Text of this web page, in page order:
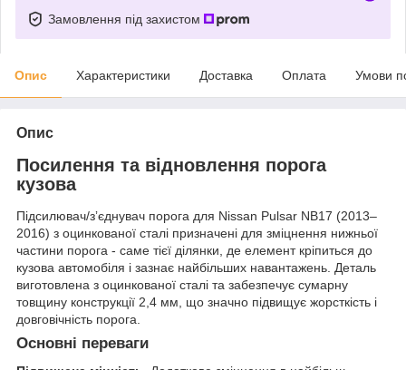
Замовлення під захистом
Опис Характеристики Доставка Оплата Умови
Опис
Посилення та відновлення порога
кузова
Підсилювач/зʼєднувач порога для Nissan Pulsar NB17 (2013–
2016) з оцинкованої сталі призначені для зміцнення нижньої
частини порога - саме тієї ділянки, де елемент кріпиться до
кузова автомобіля і зазнає найбільших навантажень. Деталь
виготовлена з оцинкованої сталі та забезпечує сумарну
товщину конструкції 2,4 мм, що значно підвищує жорсткість і
довговічність порога.
Основні переваги